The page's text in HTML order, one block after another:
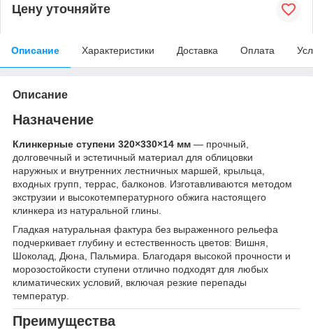
Цену уточняйте
Описание Характеристики Доставка Оплата
Описание
Назначение
Клинкерные ступени 320×330×14 мм — прочный,
долговечный и эстетичный материал для облицовки
наружных и внутренних лестничных маршей, крыльца,
входных групп, террас, балконов. Изготавливаются методом
экструзии и высокотемпературного обжига настоящего
клинкера из натуральной глины.
Гладкая натуральная фактура без выраженного рельефа
подчеркивает глубину и естественность цветов: Вишня,
Шоколад, Дюна, Пальмира. Благодаря высокой прочности и
морозостойкости ступени отлично подходят для любых
климатических условий, включая резкие перепады
температур.
Преимущества